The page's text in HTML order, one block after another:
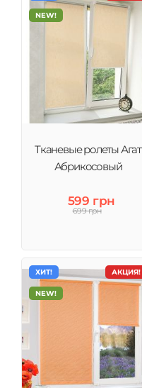
NEW!
Тканевые ролеты Агат
Абрикосовый
599 грн
699 грн
АКЦИЯ!
ХИТ!
NEW!